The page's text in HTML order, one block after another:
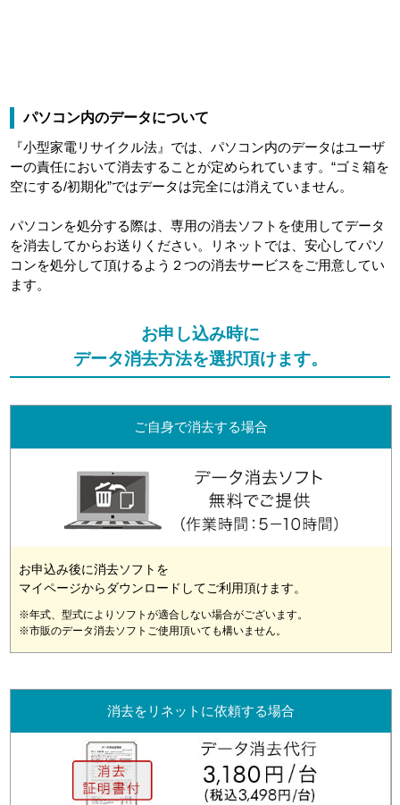
パソコン内のデータについて
『小型家電リサイクル法』では、パソコン内のデータはユーザ
ーの責任において消去することが定められています。“ゴミ箱を
空にする/初期化”ではデータは完全には消えていません。
パソコンを処分する際は、専用の消去ソフトを使用してデータ
を消去してからお送りください。リネットでは、安心してパソ
コンを処分して頂けるよう２つの消去サービスをご用意してい
ます。
お申し込み時に
データ消去方法を選択頂けます。
ご自身で消去する場合
お申込み後に消去ソフトを
マイページからダウンロードしてご利用頂けます。
※年式、型式によりソフトが適合しない場合がございます。
※市販のデータ消去ソフトご使用頂いても構いません。
消去をリネットに依頼する場合